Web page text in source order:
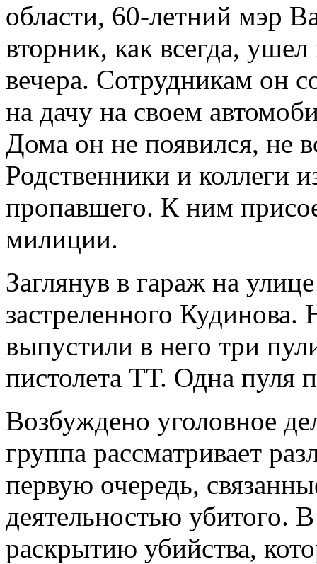
области, 60-летний мэр
вторник, как всегда,
вечера. Сотрудникам он
на дачу на своем
Дома он не появился, не
Родственники и коллеги
пропавшего. К ним
милиции.
Заглянув в гараж на
застреленного
выпустили в него три
пистолета ТТ. Одна пуля
Возбуждено уголовное
группа рассматривает
первую очередь,
деятельностью убитого.
раскрытию убийства,